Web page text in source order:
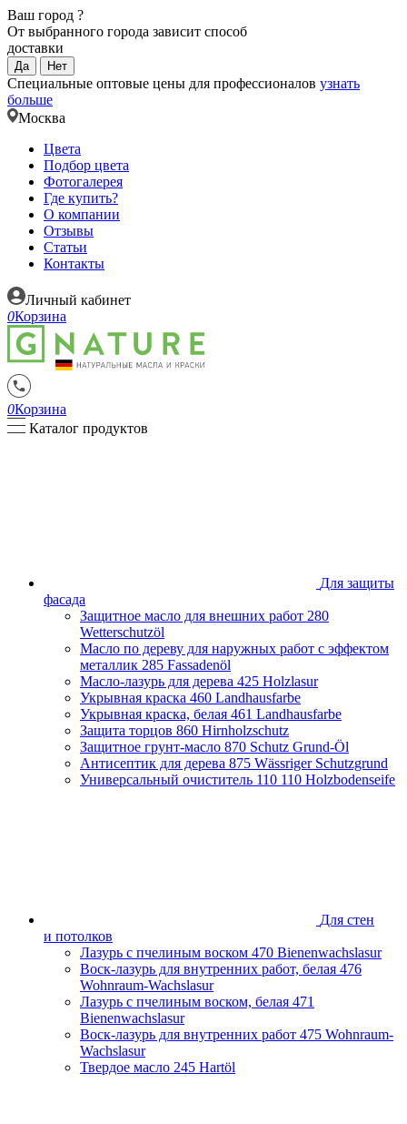
Ваш город ?
От выбранного города зависит способ
доставки
Да Нет
Специальные оптовые цены для профессионалов узнать
больше
Москва
Цвета
Подбор цвета
Фотогалерея
Где купить?
О компании
Отзывы
Статьи
Контакты
Личный кабинет
0Корзина
0Корзина
Каталог продуктов
Для защиты
фасада
Защитное масло для внешних работ 280
Wetterschutzöl
Масло по дереву для наружных работ с эффектом
металлик 285 Fassadenöl
Масло-лазурь для дерева 425 Holzlasur
Укрывная краска 460 Landhausfarbe
Укрывная краска, белая 461 Landhausfarbe
Защита торцов 860 Hirnholzschutz
Защитное грунт-масло 870 Schutz Grund-Öl
Антисептик для дерева 875 Wässriger Schutzgrund
Универсальный очиститель 110 110 Holzbodenseife
Для стен
и потолков
Лазурь с пчелиным воском 470 Bienenwachslasur
Воск-лазурь для внутренних работ, белая 476
Wohnraum-Wachslasur
Лазурь с пчелиным воском, белая 471
Bienenwachslasur
Воск-лазурь для внутренних работ 475 Wohnraum-
Wachslasur
Твердое масло 245 Hartöl